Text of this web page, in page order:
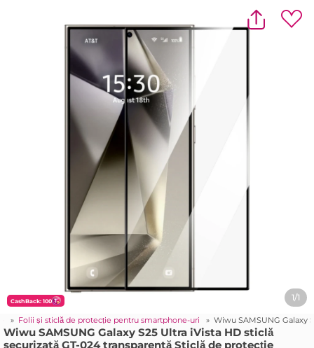
CashBack: 100 1/1
» Folii și sticlă de protecție pentru smartphone-uri » Wiwu SAMSUNG Galaxy
Wiwu SAMSUNG Galaxy S25 Ultra iVista HD sticlă
securizată GT-024 transparentă Sticlă de protecție